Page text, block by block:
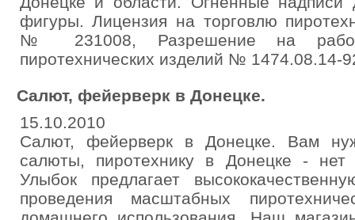
фигуры. Лицензия на торговлю
№ 231008, Разрешение на
пиротехнических изделий № 1474.08.14-
Салют, фейерверк в Донецке.
15.10.2010
Салют, фейерверк в Донецке. Вам
салюты, пиротехнику в Донецке -
Улыбок предлагает
проведения масштабных